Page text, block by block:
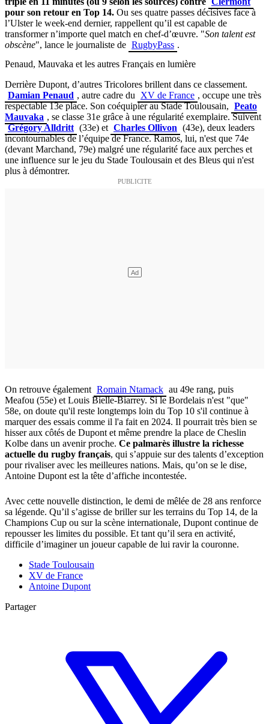
pour son retour en Top 14. Ou ses quatre passes décisives face à
l’Ulster le week-end dernier, rappellent qu’il est capable de
transformer n’importe quel match en chef-d’œuvre. "Son talent est
obscène", lance le journaliste de RugbyPass .
Penaud, Mauvaka et les autres Français en lumière
Derrière Dupont, d’autres Tricolores brillent dans ce classement.
Damian Penaud , autre cadre du XV de France , occupe une très
respectable 13e place. Son coéquipier au Stade Toulousain, Peato
Mauvaka , se classe 31e grâce à une régularité exemplaire. Suivent
Grégory Alldritt (33e) et Charles Ollivon (43e), deux leaders
incontournables de l’équipe de France. Ramos, lui, n'est que 74e
(devant Marchand, 79e) malgré une régularité face aux perches et
une influence sur le jeu du Stade Toulousain et des Bleus qui n'est
plus à démontrer.
On retrouve également Romain Ntamack au 49e rang, puis
Meafou (55e) et Louis Bielle-Biarrey. Si le Bordelais n'est "que"
58e, on doute qu'il reste longtemps loin du Top 10 s'il continue à
marquer des essais comme il l'a fait en 2024. Il pourrait très bien se
hisser aux côtés de Dupont et même prendre la place de Cheslin
Kolbe dans un avenir proche. Ce palmarès illustre la richesse
actuelle du rugby français, qui s’appuie sur des talents d’exception
pour rivaliser avec les meilleures nations. Mais, qu’on se le dise,
Antoine Dupont est la tête d’affiche incontestée.
Avec cette nouvelle distinction, le demi de mêlée de 28 ans renforce
sa légende. Qu’il s’agisse de briller sur les terrains du Top 14, de la
Champions Cup ou sur la scène internationale, Dupont continue de
repousser les limites du possible. Et tant qu’il sera en activité,
difficile d’imaginer un joueur capable de lui ravir la couronne.
Stade Toulousain
XV de France
Antoine Dupont
Partager